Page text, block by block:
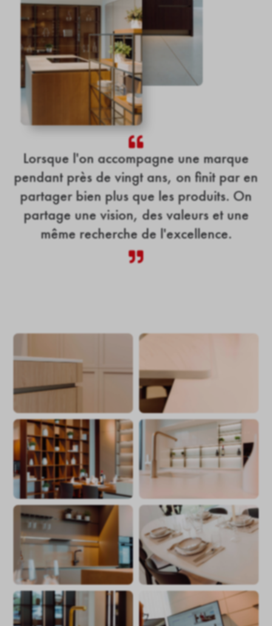

Lorsque l'on accompagne une marque
pendant près de vingt ans, on finit par en
partager bien plus que les produits. On
partage une vision, des valeurs et une
même recherche de l'excellence.
